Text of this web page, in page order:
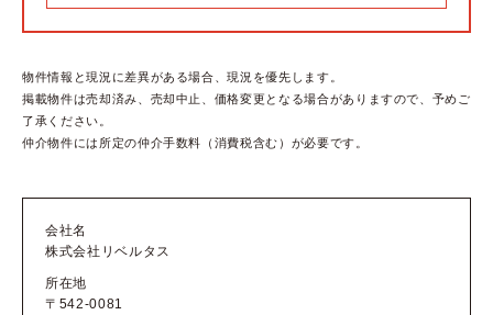
物件情報と現況に差異がある場合、現況を優先します。
掲載物件は売却済み、売却中止、価格変更となる場合がありますので、予めご
了承ください。
仲介物件には所定の仲介手数料（消費税含む）が必要です。
会社名
株式会社リベルタス
所在地
〒542-0081